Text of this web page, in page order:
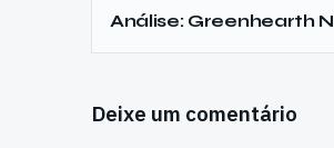
Análise: Greenhearth
Deixe um comentário